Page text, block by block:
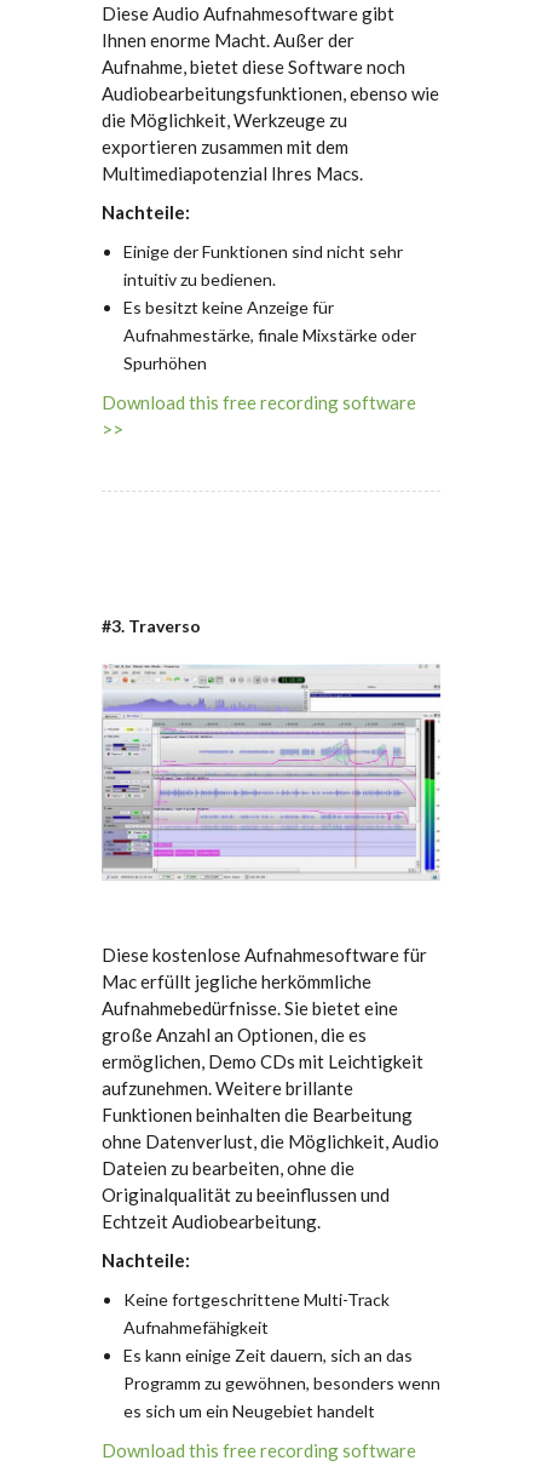
Diese Audio Aufnahmesoftware gibt
Ihnen enorme Macht. Außer der
Aufnahme, bietet diese Software noch
Audiobearbeitungsfunktionen, ebenso wie
die Möglichkeit, Werkzeuge zu
exportieren zusammen mit dem
Multimediapotenzial Ihres Macs.
Nachteile:
Einige der Funktionen sind nicht sehr
intuitiv zu bedienen.
Es besitzt keine Anzeige für
Aufnahmestärke, finale Mixstärke oder
Spurhöhen
Download this free recording software
>>
#3. Traverso
Diese kostenlose Aufnahmesoftware für
Mac erfüllt jegliche herkömmliche
Aufnahmebedürfnisse. Sie bietet eine
große Anzahl an Optionen, die es
ermöglichen, Demo CDs mit Leichtigkeit
aufzunehmen. Weitere brillante
Funktionen beinhalten die Bearbeitung
ohne Datenverlust, die Möglichkeit, Audio
Dateien zu bearbeiten, ohne die
Originalqualität zu beeinflussen und
Echtzeit Audiobearbeitung.
Nachteile:
Keine fortgeschrittene Multi-Track
Aufnahmefähigkeit
Es kann einige Zeit dauern, sich an das
Programm zu gewöhnen, besonders wenn
es sich um ein Neugebiet handelt
Download this free recording software